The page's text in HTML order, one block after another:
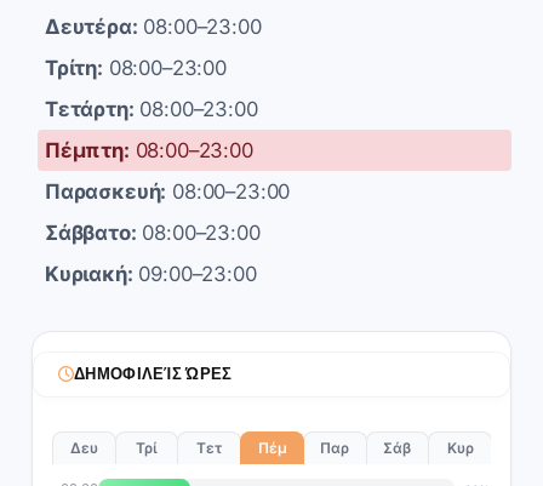
Δευτέρα: 08:00–23:00
Τρίτη: 08:00–23:00
Τετάρτη: 08:00–23:00
Πέμπτη: 08:00–23:00
Παρασκευή: 08:00–23:00
Σάββατο: 08:00–23:00
Κυριακή: 09:00–23:00
ΔΗΜΟΦΙΛΕΊΣ ΏΡΕΣ
Δευ Τρί Τετ Πέμ Παρ Σάβ Κυρ